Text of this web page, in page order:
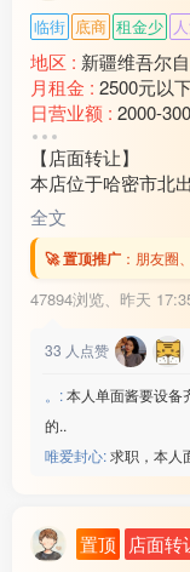
临街 底商 租金少
地区 : 新疆维吾尔
月租金 : 2500元以
日营业额 : 2000-
转让费 :
【店面转让】
本店位于哈密市北
3万2还剩十个月房
万，有意向的联系
全文
🚀 置顶推广 ： 朋友圈
47894浏览、 昨天
33 人点赞
。:本人单面酱要设备
的..
唯爱封心:求职，本人
置顶 店面转